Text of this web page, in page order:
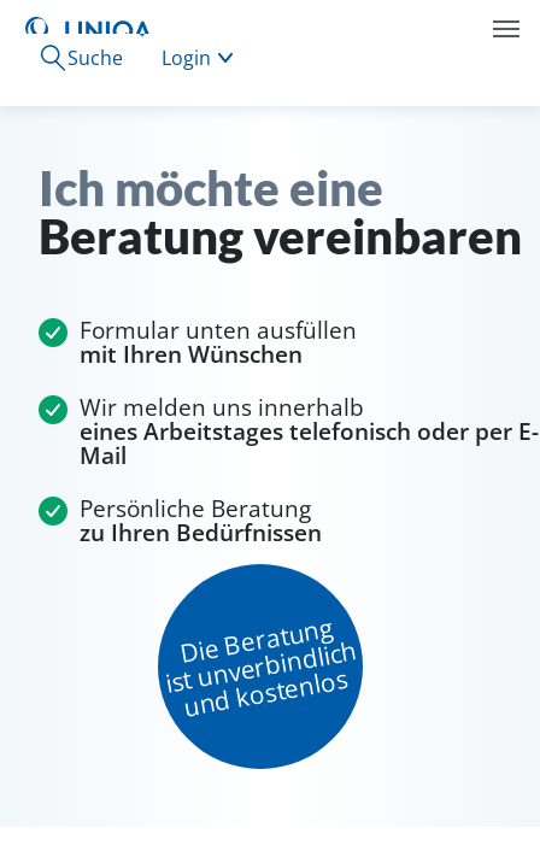
Suche Login
Ich möchte eine
Beratung vereinbaren
Formular unten ausfüllen
mit Ihren Wünschen
Wir melden uns innerhalb
eines Arbeitstages telefonisch oder per E-
Mail
Persönliche Beratung
zu Ihren Bedürfnissen
Die Beratung
ist unverbindlich
und kostenlos